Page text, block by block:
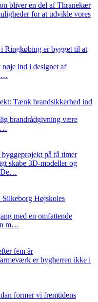
bliver en del af Thranekær
for at udvikle vores
Ringkøbing er bygget til at
ind i designet af
Tænk brandsikkerhed ind
brandrådgivning være
på få timer
skabe 3D-modeller og
De…
Højskoles
med en omfattende
m…
fem år
er bygherren ikke i
former vi fremtidens